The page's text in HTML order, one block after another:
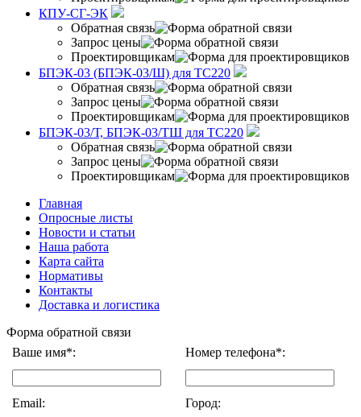
КПУ-СГ-ЭК
Обратная связь
Запрос цены
Проектировщикам
БПЭК-03 (БПЭК-03/Ш) для ТС220
Обратная связь
Запрос цены
Проектировщикам
БПЭК-03/Т, БПЭК-03/ТШ для ТС220
Обратная связь
Запрос цены
Проектировщикам
Главная
Опросные листы
Новости и статьи
Наша работа
Карта сайта
Нормативы
Контакты
Доставка и логистика
Форма обратной связи
Ваше имя*:
Номер телефона*:
Email: Город: